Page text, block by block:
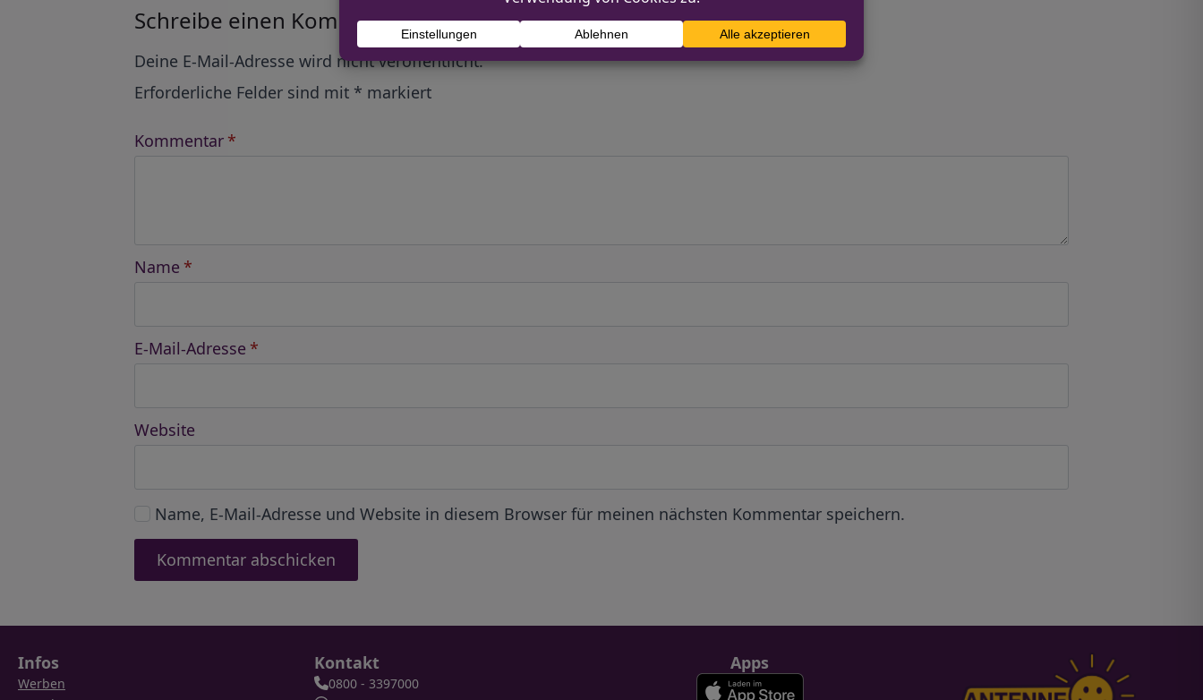
Schreibe einen Kommentar
Deine E-Mail-Adresse wird nicht veröffentlicht.
Erforderliche Felder sind mit * markiert
Kommentar *
Name *
E-Mail-Adresse *
Website
Name, E-Mail-Adresse und Website in diesem Browser für meinen nächsten Kommentar speichern.
Infos
Werben
Kontakt
0800 - 3397000
Apps